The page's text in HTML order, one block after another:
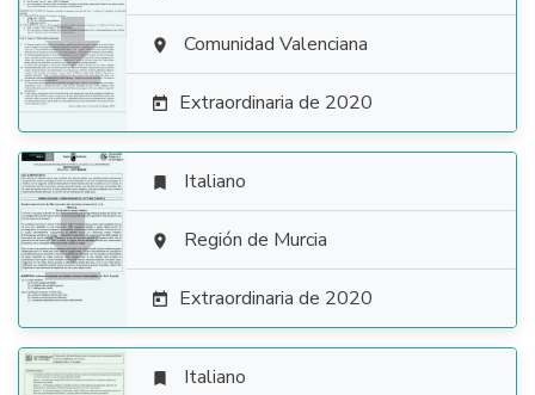
  Comunidad Valenciana
 Extraordinaria de 2020

 Italiano
 Región de Murcia
 Extraordinaria de 2020
 Italiano